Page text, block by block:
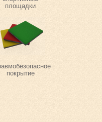
площадки
покрытие